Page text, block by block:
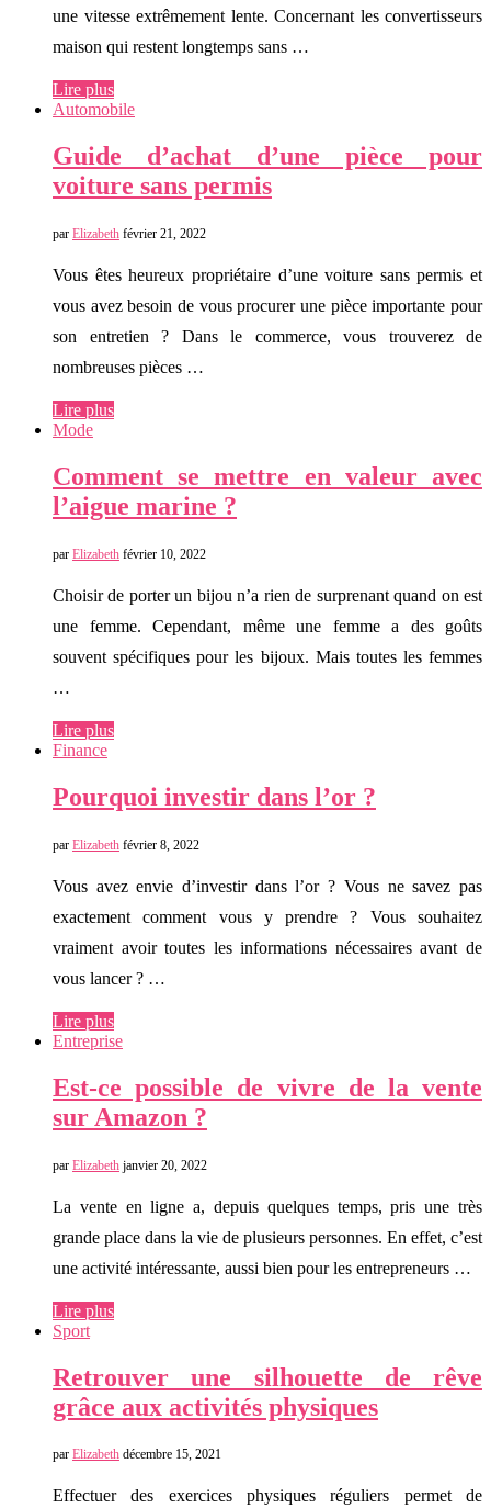
une vitesse extrêmement lente. Concernant les convertisseurs
maison qui restent longtemps sans …
Lire plus
Automobile
Guide d’achat d’une pièce pour
voiture sans permis
par Elizabeth février 21, 2022
Vous êtes heureux propriétaire d’une voiture sans permis et
vous avez besoin de vous procurer une pièce importante pour
son entretien ? Dans le commerce, vous trouverez de
nombreuses pièces …
Lire plus
Mode
Comment se mettre en valeur avec
l’aigue marine ?
par Elizabeth février 10, 2022
Choisir de porter un bijou n’a rien de surprenant quand on est
une femme. Cependant, même une femme a des goûts
souvent spécifiques pour les bijoux. Mais toutes les femmes
…
Lire plus
Finance
Pourquoi investir dans l’or ?
par Elizabeth février 8, 2022
Vous avez envie d’investir dans l’or ? Vous ne savez pas
exactement comment vous y prendre ? Vous souhaitez
vraiment avoir toutes les informations nécessaires avant de
vous lancer ? …
Lire plus
Entreprise
Est-ce possible de vivre de la vente
sur Amazon ?
par Elizabeth janvier 20, 2022
La vente en ligne a, depuis quelques temps, pris une très
grande place dans la vie de plusieurs personnes. En effet, c’est
une activité intéressante, aussi bien pour les entrepreneurs …
Lire plus
Sport
Retrouver une silhouette de rêve
grâce aux activités physiques
par Elizabeth décembre 15, 2021
Effectuer des exercices physiques réguliers permet de